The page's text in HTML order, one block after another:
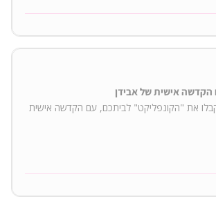
אישית של אבידן
את "הקונפליקט" לביתכם, עם הקדשה אישית